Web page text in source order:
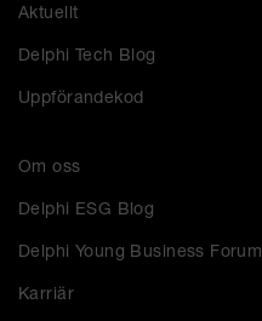
Aktuellt
Delphi Tech Blog
Uppförandekod
Om oss
Delphi ESG Blog
Delphi Young Business Forum
Karriär